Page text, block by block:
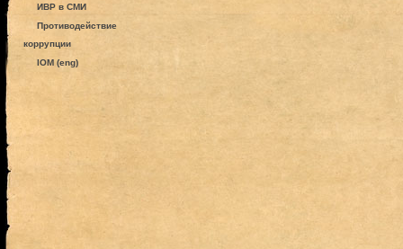
ИВР в СМИ
Противодействие
коррупции
IOM (eng)